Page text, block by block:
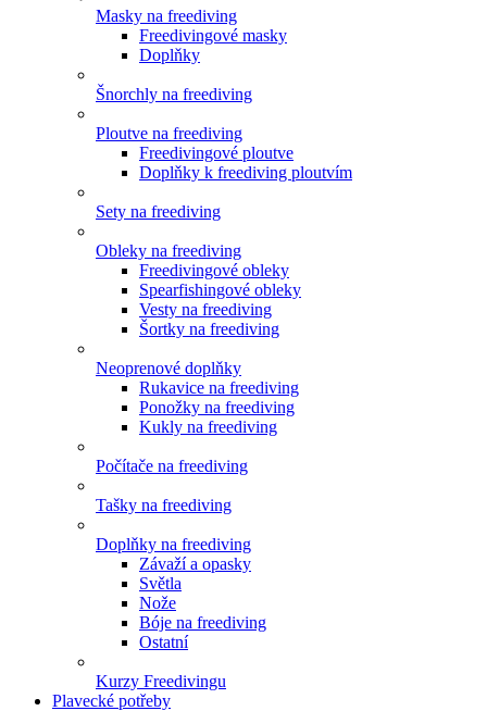
Masky na freediving
Freedivingové masky
Doplňky
Šnorchly na freediving
Ploutve na freediving
Freedivingové ploutve
Doplňky k freediving ploutvím
Sety na freediving
Obleky na freediving
Freedivingové obleky
Spearfishingové obleky
Vesty na freediving
Šortky na freediving
Neoprenové doplňky
Rukavice na freediving
Ponožky na freediving
Kukly na freediving
Počítače na freediving
Tašky na freediving
Doplňky na freediving
Závaží a opasky
Světla
Nože
Bóje na freediving
Ostatní
Kurzy Freedivingu
Plavecké potřeby